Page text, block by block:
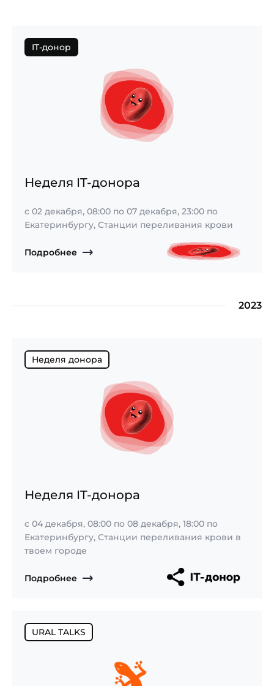
IT-донор
Неделя IT-донора
с 02 декабря, 08:00 по 07 декабря, 23:00 по
Екатеринбургу, Станции переливания крови
Подробнее
2023
Неделя донора
Неделя IT-донора
с 04 декабря, 08:00 по 08 декабря, 18:00 по
Екатеринбургу, Станции переливания крови в
твоем городе
Подробнее
URAL TALKS